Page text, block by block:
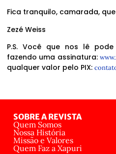
Fica tranquilo, camarada,
Zezé Weiss
P.S. Você que nos lê
fazendo uma assinatura:
qualquer valor pelo PIX:
SOBRE A REVISTA
Quem Somos
Nossa História
Missão e Valores
Quem Faz a Xapuri